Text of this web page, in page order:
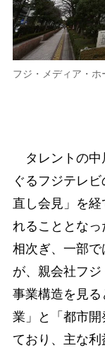
フジ・メディア・
タレントの中
ぐるフジテレ
直し会見」を
れることとな
相次ぎ、一部
が、親会社フ
事業構造を見
業」と「都市
ており、主な